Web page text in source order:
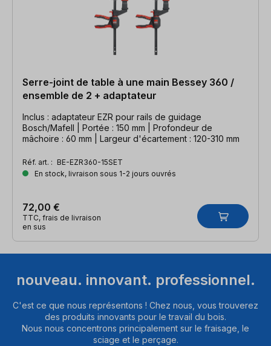
Serre-joint de table à une main Bessey 360 /
ensemble de 2 + adaptateur
Inclus : adaptateur EZR pour rails de guidage
Bosch/Mafell | Portée : 150 mm | Profondeur de
mâchoire : 60 mm | Largeur d'écartement : 120-310 mm
Réf. art. : BE-EZR360-15SET
En stock, livraison sous 1-2 jours ouvrés
72,00 €
TTC, frais de livraison
en sus
nouveau. innovant. professionnel.
C'est ce que nous représentons ! Chez nous, vous trouverez
des produits innovants pour le travail du bois.
Nous nous concentrons principalement sur le fraisage, le
sciage et le perçage.